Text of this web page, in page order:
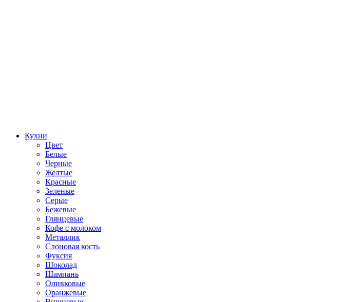
Кухни
Цвет
Белые
Черные
Желтые
Красные
Зеленые
Серые
Бежевые
Глянцевые
Кофе с молоком
Металлик
Слоновая кость
Фуксия
Шоколад
Шампань
Оливковые
Оранжевые